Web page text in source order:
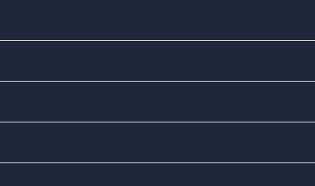
Doors Locks - اختيارك المناسب لفتح وتركيب جميع أنواع الأقفال